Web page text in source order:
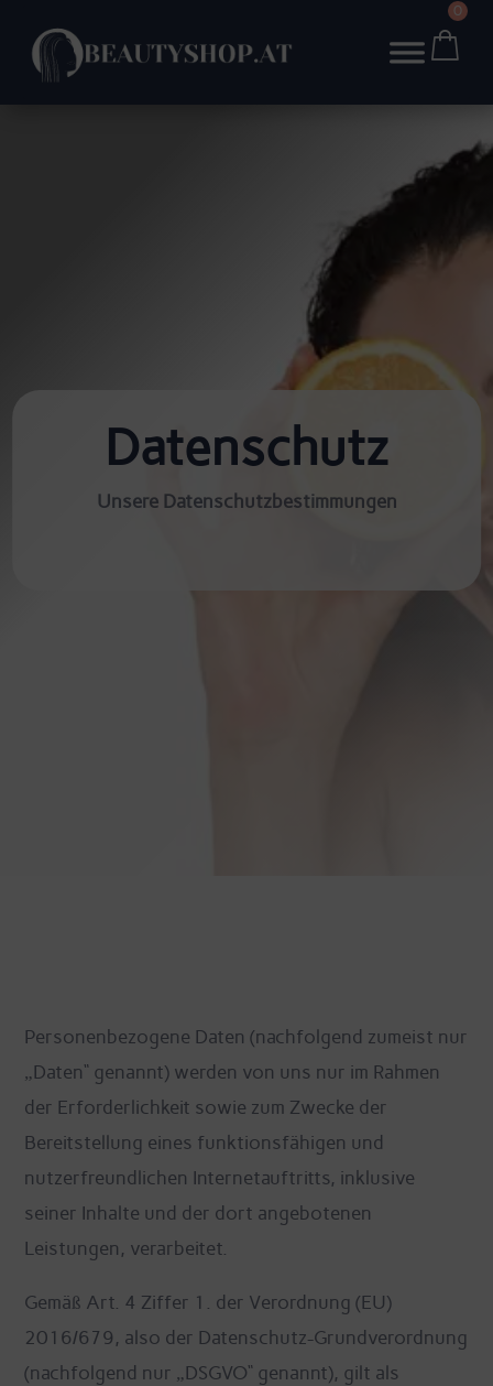
0
Datenschutz
Unsere Datenschutzbestimmungen
Personenbezogene Daten (nachfolgend zumeist nur
„Daten“ genannt) werden von uns nur im Rahmen
der Erforderlichkeit sowie zum Zwecke der
Bereitstellung eines funktionsfähigen und
nutzerfreundlichen Internetauftritts, inklusive
seiner Inhalte und der dort angebotenen
Leistungen, verarbeitet.
Gemäß Art. 4 Ziffer 1. der Verordnung (EU)
2016/679, also der Datenschutz-Grundverordnung
(nachfolgend nur „DSGVO“ genannt), gilt als